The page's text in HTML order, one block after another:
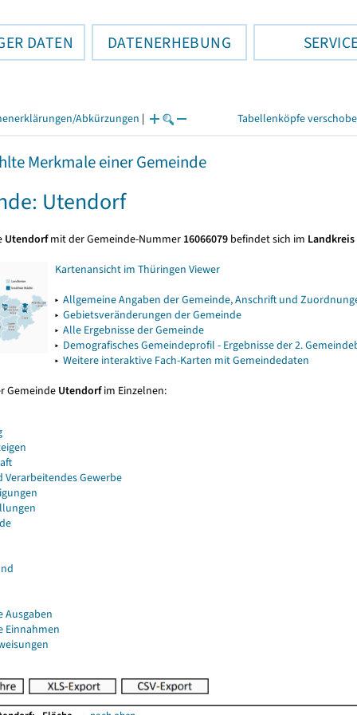
DATEN DATENERHEBUNG
Abkürzungen | Tabellenköpfe
Merkmale einer Gemeinde
Utendorf
Utendorfmit der Gemeinde-Nummer 16066079 befindet sich im
Kartenansicht im Thüringen Viewer
▸ Allgemeine Angaben der Gemeinde, Anschrift und
▸ Gebietsveränderungen der Gemeinde
▸ Alle Ergebnisse der Gemeinde
▸ Demografisches Gemeindeprofil - Ergebnisse der 2.
▸ Weitere interaktive Fach-Karten mit Gemeindedaten
Gemeinde Utendorfim Einzelnen:
Verarbeitendes Gewerbe
Ausgaben
Einnahmen